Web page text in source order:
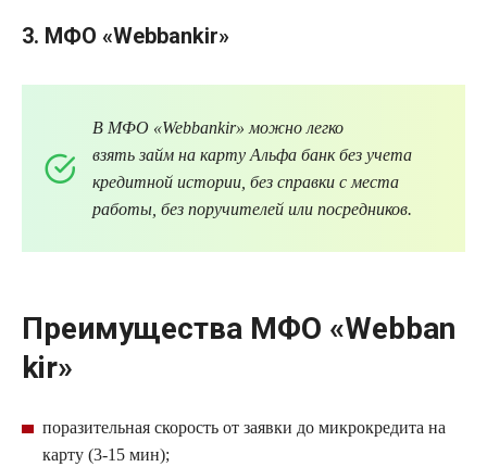
3. МФО «Webbankir»
В МФО «Webbankir» можно легко
взять займ на карту Альфа банк без учета
кредитной истории, без справки с места
работы, без поручителей или посредников.
Преимущества МФО «Webban
kir»
поразительная скорость от заявки домикрокредита на
карту (3-15 мин);